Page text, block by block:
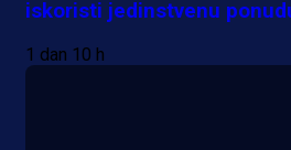
iskoristi jedinstvenu
1 dan 10 h